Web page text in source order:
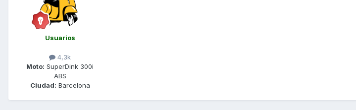
Usuarios
4,3k
Moto: SuperDink 300i
ABS
Ciudad: Barcelona